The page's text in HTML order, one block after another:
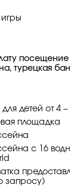
посещение
турецкая
детей от 4 –
площадка
с 16
запросу)